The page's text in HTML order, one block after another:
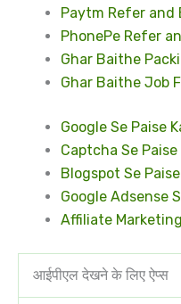
Paytm Refer and
PhonePe Refer
Ghar Baithe
Ghar Baithe Job
Google Se Paise
Captcha Se Paise
Blogspot Se
Google Adsense
Affiliate
आईपीएल देखने के लिए ऐप्स